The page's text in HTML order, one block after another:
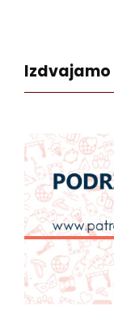
Izdvajamo